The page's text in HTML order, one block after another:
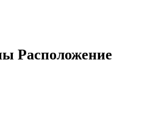
Расположение